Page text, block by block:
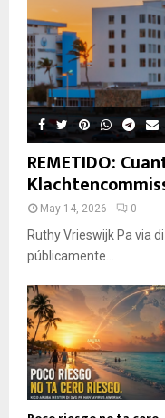
REMETIDO:
May 14, 2026 0
Ruthy Vrieswijk Pa via
públicamente...